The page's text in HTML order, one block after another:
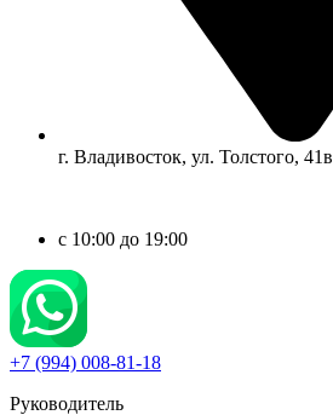
г. Владивосток, ул. Толстого, 41в
c 10:00 до 19:00
+7 (994) 008-81-18
Руководитель